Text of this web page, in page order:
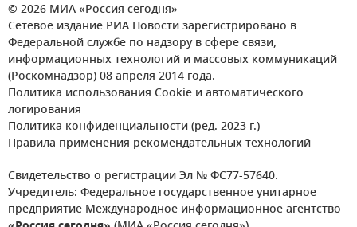
© 2026 МИА «Россия сегодня»
Сетевое издание РИА Новости зарегистрировано в
Федеральной службе по надзору в сфере связи,
информационных технологий и массовых коммуникаций
(Роскомнадзор) 08 апреля 2014 года.
Политика использования Cookie и автоматического
логирования
Политика конфиденциальности (ред. 2023 г.)
Правила применения рекомендательных технологий
Свидетельство о регистрации Эл № ФС77-57640.
Учредитель: Федеральное государственное унитарное
предприятие Международное информационное агентство